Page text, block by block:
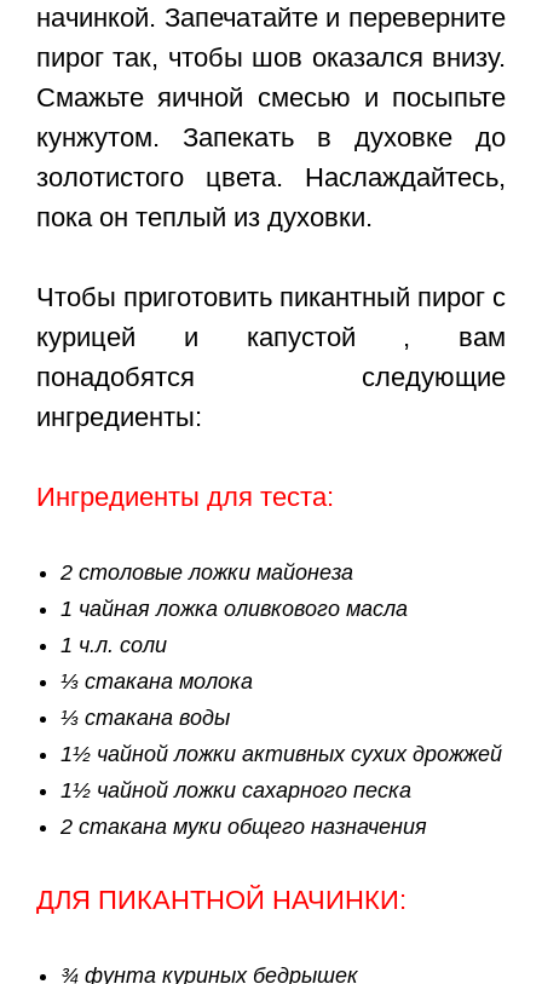
начинкой. Запечатайте и переверните
пирог так, чтобы шов оказался внизу.
Смажьте яичной смесью и посыпьте
кунжутом. Запекать в духовке до
золотистого цвета. Наслаждайтесь,
пока он теплый из духовки.
Чтобы приготовить пикантный пирог с
курицей и капустой , вам
понадобятся следующие
ингредиенты:
Ингредиенты для теста:
2 столовые ложки майонеза
1 чайная ложка оливкового масла
1 ч.л. соли
⅓ стакана молока
⅓ стакана воды
1½ чайной ложки активных сухих дрожжей
1½ чайной ложки сахарного песка
2 стакана муки общего назначения
ДЛЯ ПИКАНТНОЙ НАЧИНКИ:
¾ фунта куриных бедрышек